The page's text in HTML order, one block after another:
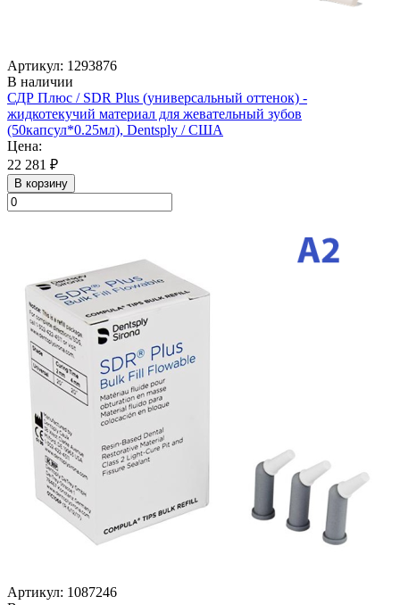
Артикул: 1293876
В наличии
СДР Плюс / SDR Plus (универсальный оттенок) -
жидкотекучий материал для жевательный зубов
(50капсул*0.25мл), Dentsply / США
Цена:
22 281 ₽
В корзину
Артикул: 1087246